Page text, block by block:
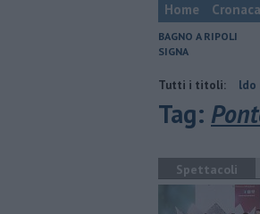
Home Cronaca
BAGNO A RIPOLI
SIGNA
Tutti i titoli:
Il grande caldo non dà
Tag:
Spettacoli